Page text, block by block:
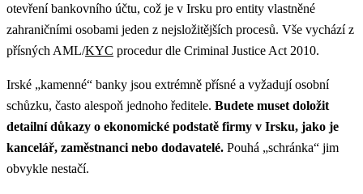
otevření bankovního účtu, což je v Irsku pro entity vlastněné
zahraničními osobami jeden z nejsložitějších procesů. Vše vychází z
přísných AML/KYC procedur dle Criminal Justice Act 2010.
Irské „kamenné“ banky jsou extrémně přísné a vyžadují osobní
schůzku, často alespoň jednoho ředitele. Budete muset doložit
detailní důkazy o ekonomické podstatě firmy v Irsku, jako je
kancelář, zaměstnanci nebo dodavatelé. Pouhá „schránka“ jim
obvykle nestačí.